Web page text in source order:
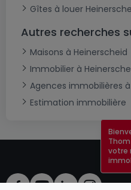
Gîtes à louer
Autres recherches
Maisons à Heinerscheid
Immobilier à
Agences immobilières
Estimation immobilière
votre